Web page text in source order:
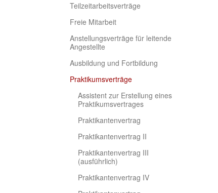
Teilzeitarbeitsverträge
Freie Mitarbeit
Anstellungsverträge für leitende
Angestellte
Ausbildung und Fortbildung
Praktikumsverträge(current)
Assistent zur Erstellung eines
Praktikumsvertrages
Praktikantenvertrag
Praktikantenvertrag II
Praktikantenvertrag III
(ausführlich)
Praktikantenvertrag IV